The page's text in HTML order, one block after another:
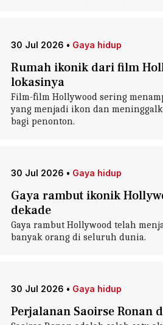
30 Jul 2026 • Gaya hidup
Rumah ikonik dari film
lokasinya
Film-film Hollywood sering
yang menjadi ikon dan
bagi penonton.
30 Jul 2026 • Gaya hidup
Gaya rambut ikonik
dekade
Gaya rambut Hollywood telah
banyak orang di seluruh dunia.
30 Jul 2026 • Gaya hidup
Perjalanan Saoirse Ronan